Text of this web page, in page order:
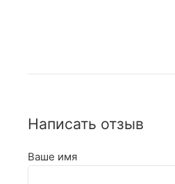
Написать отзыв
Ваше имя